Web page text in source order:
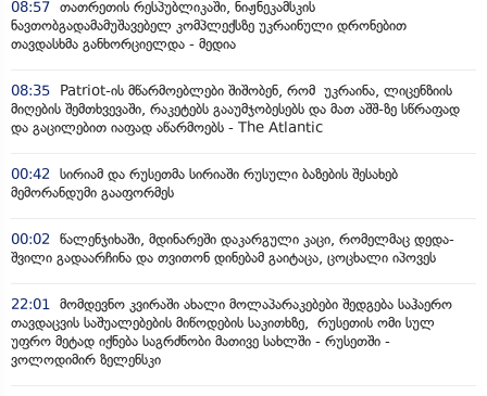
08:57 თათრეთის რესპუბლიკაში, ნიჟნეკამსკის
ნავთობგადამამუშავებელ კომპლექსზე უკრაინული დრონებით
თავდასხმა განხორციელდა - მედია
08:35
Patriot-ის მწარმოებლები შიშობენ, რომ უკრაინა, ლიცენზიის
მიღების შემთხვევაში, რაკეტებს გააუმჯობესებს და მათ აშშ-ზე სწრაფად
და გაცილებით იაფად აწარმოებს - The Atlantic
00:42
სირიამ და რუსეთმა სირიაში რუსული ბაზების შესახებ
მემორანდუმი გააფორმეს
00:02
წალენჯიხაში, მდინარეში დაკარგული კაცი, რომელმაც დედა-
შვილი გადაარჩინა და თვითონ დინებამ გაიტაცა, ცოცხალი იპოვეს
22:01
მომდევნო კვირაში ახალი მოლაპარაკებები შედგება საჰაერო
თავდაცვის საშუალებების მიწოდების საკითხზე, რუსეთის ომი სულ
უფრო მეტად იქნება საგრძნობი მათივე სახლში - რუსეთში -
ვოლოდიმირ ზელენსკი